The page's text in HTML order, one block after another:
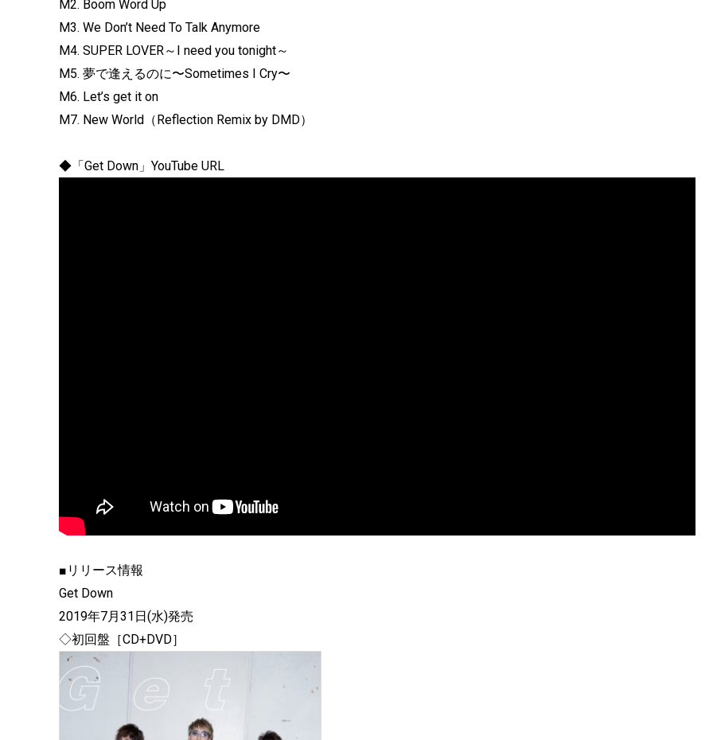
M2. Boom Word Up
M3. We Don’t Need To Talk Anymore
M4. SUPER LOVER～I need you tonight～
M5. 夢で逢えるのに〜Sometimes I Cry〜
M6. Let’s get it on
M7. New World（Reflection Remix by DMD）
◆「Get Down」YouTube URL
■リリース情報
Get Down
2019年7月31日(水)発売
◇初回盤［CD+DVD］